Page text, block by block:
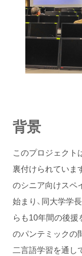
背景
このプロジェクト
裏付けられていま
のシニア向けスペ
始まり、同大学学
らも10年間の後援
のパンテミックの
二言語学習を通し